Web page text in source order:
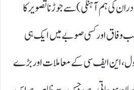
کی ہم آہنگی) سے جوڑنا تصویر کا
وفاق اور کسی صوبے میں ایک ہی
این ایف سی کے معاملات اور بڑے